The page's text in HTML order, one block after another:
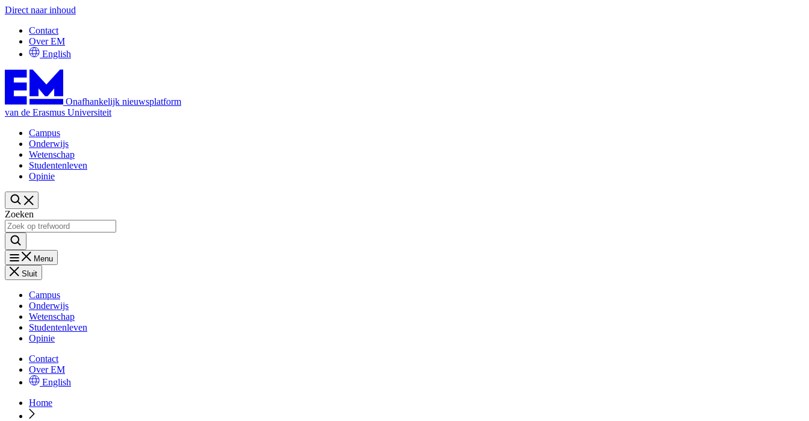
Direct naar inhoud
Contact
Over EM
English
Onafhankelijk nieuwsplatform
van de Erasmus Universiteit
Campus
Onderwijs
Wetenschap
Studentenleven
Opinie
Zoeken
Menu
Sluit
Campus
Onderwijs
Wetenschap
Studentenleven
Opinie
Contact
Over EM
English
Home